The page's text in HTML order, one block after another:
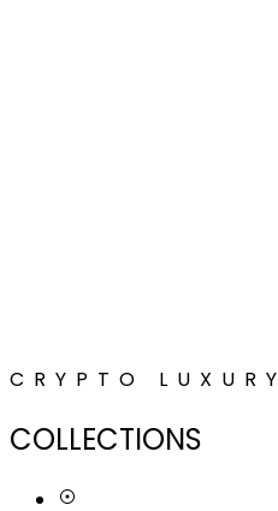
CRYPTO LUXURY
COLLECTIONS